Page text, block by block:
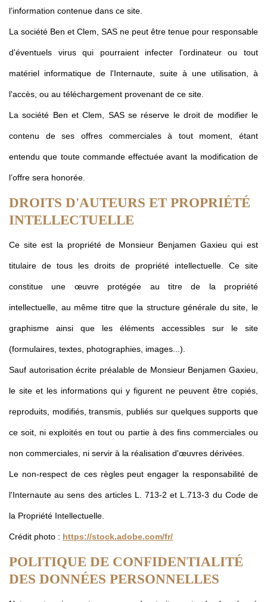
l’information contenue dans ce site.
La société Ben et Clem, SAS ne peut être tenue pour responsable
d'éventuels virus qui pourraient infecter l'ordinateur ou tout
matériel informatique de l'Internaute, suite à une utilisation, à
l'accès, ou au téléchargement provenant de ce site.
La société Ben et Clem, SAS se réserve le droit de modifier le
contenu de ses offres commerciales à tout moment, étant
entendu que toute commande effectuée avant la modification de
l’offre sera honorée.
DROITS D'AUTEURS ET PROPRIÉTÉ
INTELLECTUELLE
Ce site est la propriété de Monsieur Benjamen Gaxieu qui est
titulaire de tous les droits de propriété intellectuelle. Ce site
constitue une œuvre protégée au titre de la propriété
intellectuelle, au même titre que la structure générale du site, le
graphisme ainsi que les éléments accessibles sur le site
(formulaires, textes, photographies, images...).
Sauf autorisation écrite préalable de Monsieur Benjamen Gaxieu,
le site et les informations qui y figurent ne peuvent être copiés,
reproduits, modifiés, transmis, publiés sur quelques supports que
ce soit, ni exploités en tout ou partie à des fins commerciales ou
non commerciales, ni servir à la réalisation d'œuvres dérivées.
Le non-respect de ces règles peut engager la responsabilité de
l'Internaute au sens des articles L. 713-2 et L.713-3 du Code de
la Propriété Intellectuelle.
Crédit photo : https://stock.adobe.com/fr/
POLITIQUE DE CONFIDENTIALITÉ
DES DONNÉES PERSONNELLES